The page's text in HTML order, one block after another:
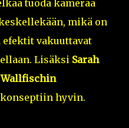
tuoda kameraa
mikä on
efektit vakuuttavat
Lisäksi Sarah
hyvin.